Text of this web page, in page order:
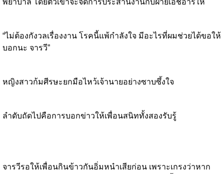
พยาบาล โดยตัวเขาจะจัดการประสานงานกับฝ่ายเอชอาร์ให้
“ไม่ต้องกังวลเรื่องงาน โรคนี้แพ้กำลังใจ มีอะไรที่ผมช่วยได้ขอให้
บอกนะ จารวี”
หญิงสาวก้มศีรษะยกมือไหว้เจ้านายอย่างซาบซึ้งใจ
ลำดับถัดไปคือการบอกข่าวให้เพื่อนสนิททั้งสองรับรู้
จารวีรอให้เพื่อนกินข้าวกันอิ่มหนำเสียก่อน เพราะเกรงว่าหาก